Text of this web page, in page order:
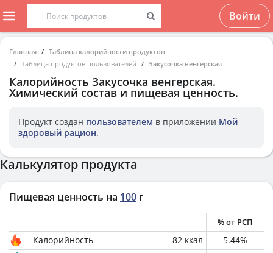
Войти
Главная
Таблица калорийности продуктов
Таблица продуктов пользователей
Закусочка венгерская
Калорийность Закусочка венгерская.
Химический состав и пищевая ценность.
Продукт создан пользователем в приложении Мой
здоровый рацион.
Калькулятор продукта
Пищевая ценность на 100 г
% от РСП
Калорийность 82 ккал 5.44%